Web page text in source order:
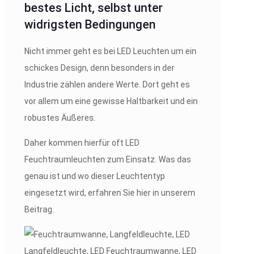
bestes Licht, selbst unter
widrigsten Bedingungen
Nicht immer geht es bei LED Leuchten um ein
schickes Design, denn besonders in der
Industrie zählen andere Werte. Dort geht es
vor allem um eine gewisse Haltbarkeit und ein
robustes Äußeres.
Daher kommen hierfür oft LED
Feuchtraumleuchten zum Einsatz. Was das
genau ist und wo dieser Leuchtentyp
eingesetzt wird, erfahren Sie hier in unserem
Beitrag.